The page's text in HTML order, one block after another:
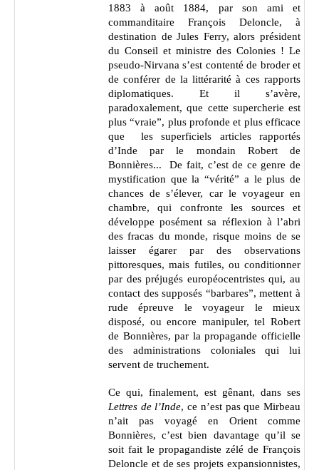
1883 à août 1884, par son ami et
commanditaire François Deloncle, à
destination de Jules Ferry, alors président
du Conseil et ministre des Colonies ! Le
pseudo-Nirvana s’est contenté de broder et
de conférer de la littérarité à ces rapports
diplomatiques. Et il s’avère,
paradoxalement, que cette supercherie est
plus “vraie”, plus profonde et plus efficace
que les superficiels articles rapportés
d’Inde par le mondain Robert de
Bonnières... De fait, c’est de ce genre de
mystification que la “vérité” a le plus de
chances de s’élever, car le voyageur en
chambre, qui confronte les sources et
développe posément sa réflexion à l’abri
des fracas du monde, risque moins de se
laisser égarer par des observations
pittoresques, mais futiles, ou conditionner
par des préjugés européocentristes qui, au
contact des supposés “barbares”, mettent à
rude épreuve le voyageur le mieux
disposé, ou encore manipuler, tel Robert
de Bonnières, par la propagande officielle
des administrations coloniales qui lui
servent de truchement.
Ce qui, finalement, est gênant, dans ses
Lettres de l’Inde, ce n’est pas que Mirbeau
n’ait pas voyagé en Orient comme
Bonnières, c’est bien davantage qu’il se
soit fait le propagandiste zélé de François
Deloncle et de ses projets expansionnistes,